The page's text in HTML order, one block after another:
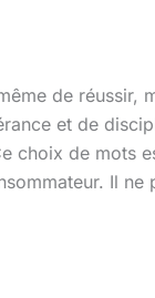
de réussir,
et de
choix de mots
Il ne